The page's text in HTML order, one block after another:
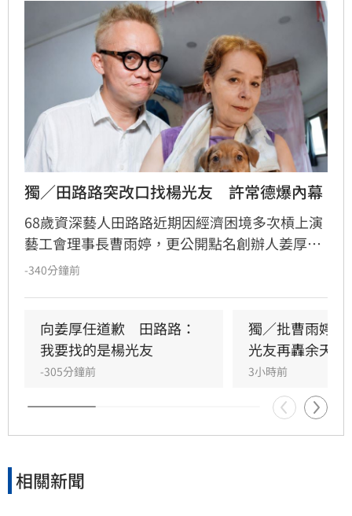
獨／田路路突改口找楊光友　許常德爆內幕
68歲資深藝人田路路近期因經濟困境多次槓上演
藝工會理事長曹雨婷，更公開點名創辦人姜厚任
出面，事後卻發文坦言搞錯對象，真正想找的是
德出面緩頰，建議田路路應先安頓好生活，並提
議透過口述歷史記錄資深藝人的故事。許常德同
時批評現任理事長曹雨婷不應神隱，呼籲工會應
展現具體作為照顧資深藝人，而非僅提供勞健保
功能。整起事件引發關注，田路路則強調目前先
處理身體狀況，後續發展仍待觀察。
-340分鐘前
向姜厚任道歉　田路路：
我要找的是楊光友
-305分鐘前
獨／批曹雨婷
光友再轟余天工
3小時前
相關新聞